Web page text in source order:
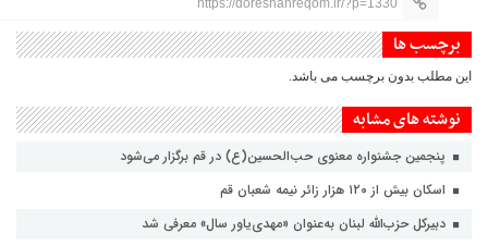
https://doreshahreqom.ir/?p=1330
برچسب ها
این مطلب بدون برچسب می باشد.
نوشته های مشابه
پنجمین جشنواره معنوی حب‌الحسین(ع) در قم برگزار می‌شود
اسکان بیش از ۱۲۰ هزار زائر نیمه شعبان قم
دبیرکل حزب‌الله لبنان به‌عنوان «مهدی‌یاور سال» معرفی شد